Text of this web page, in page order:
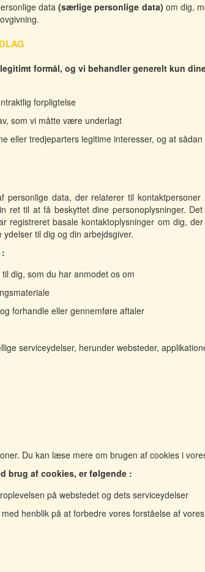
data(særlige personlige data) om dig,
formål, og vi behandler generelt kun
forpligtelse
som vi måtte være underlagt
eller tredjeparters legitime interesser, og at
data, der relaterer til
ret til at få beskyttet dine personoplysninger.
basale kontaktoplysninger om dig,
til dig og din arbejdsgiver.
dig, som du har anmodet os om
forhandle eller gennemføre aftaler
serviceydelser, herunder websteder,
Du kan læse mere om brugen af cookies i
brug af cookies, er følgende :
på webstedet og dets serviceydelser
henblik på at forbedre vores forståelse af